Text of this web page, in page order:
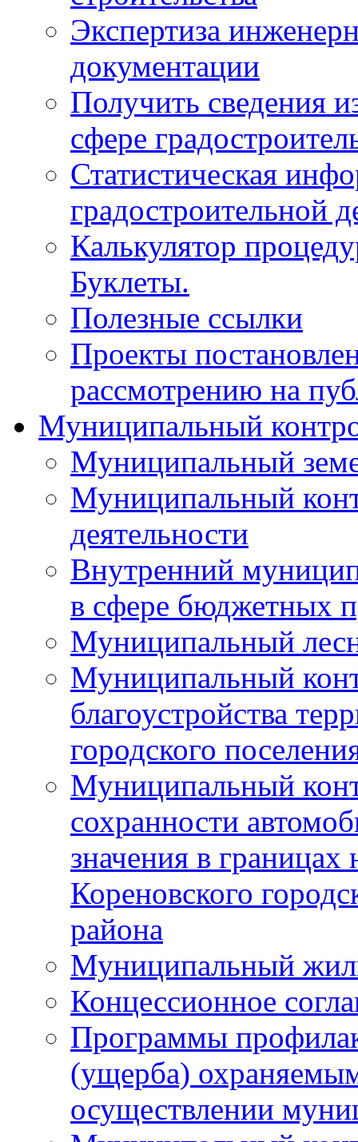
Экспертиза
документации
Получить сведения
сфере
Статистическая
градостроительной
Калькулятор
Буклеты.
Полезные ссылки
Проекты
рассмотрению на
Муниципальный
Муниципальный
Муниципальный
деятельности
Внутренний
в сфере бюджетных
Муниципальный
Муниципальный
благоустройства
городского
Муниципальный
сохранности
значения в
Кореновского
района
Муниципальный
Концессионное
Программы
(ущерба)
осуществлении